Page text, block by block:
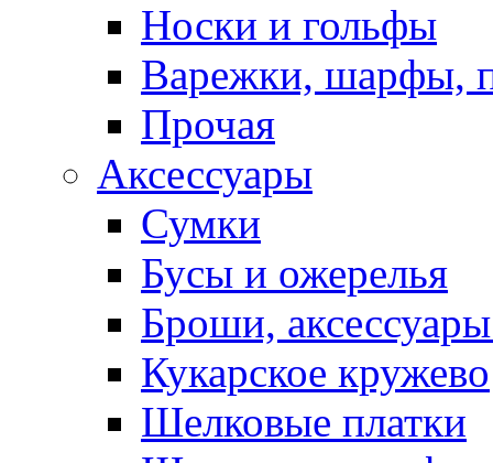
Носки и гольфы
Варежки, шарфы,
Прочая
Аксессуары
Сумки
Бусы и ожерелья
Броши,
Кукарское кружево
Шелковые платки